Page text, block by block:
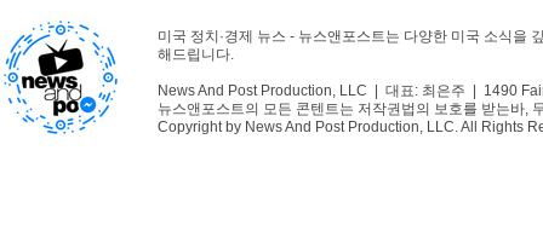
미국 정치·경제 뉴스 - 뉴스앤포스트는 다양한 미국 소식을
해드립니다.
News And Post Production, LLC | 대표: 최은주 | 1490
뉴스앤포스트의 모든 콘텐트는 저작권법의 보호를 받는바,
Copyright by News And Post Production, LLC. All Rights